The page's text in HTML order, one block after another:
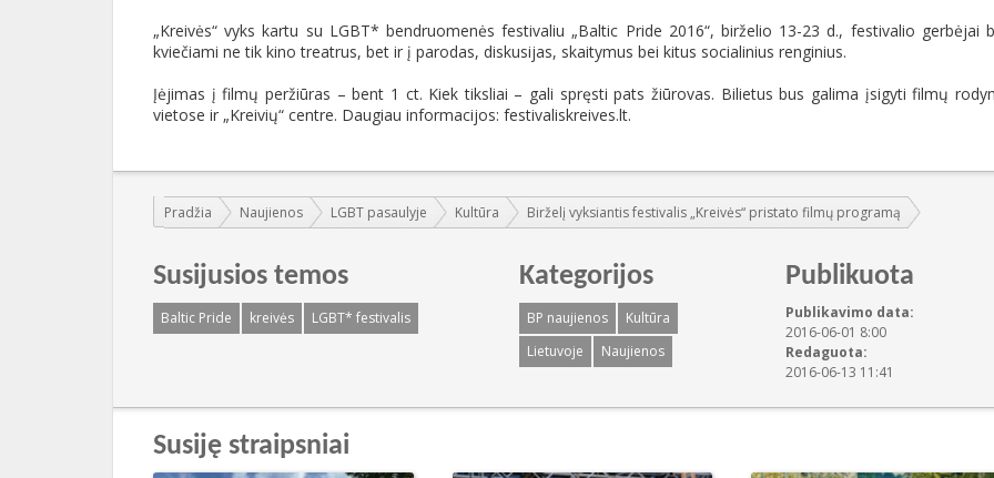
„Kreivės“ vyks kartu su LGBT* bendruomenės festivaliu „Baltic Pride 2016“, birželio 13-23 d., festivalio gerbėjai
kviečiami ne tik kino treatrus, bet ir į parodas, diskusijas, skaitymus bei kitus socialinius renginius.
Įėjimas į filmų peržiūras – bent 1 ct. Kiek tiksliai – gali spręsti pats žiūrovas. Bilietus bus galima įsigyti filmų
vietose ir „Kreivių“ centre. Daugiau informacijos: festivaliskreives.lt.
Jūs esate čia:
Pradžia Naujienos LGBT pasaulyje Kultūra Birželį vyksiantis festivalis „Kreivės“ pristato filmų programą
Susijusios temos
Baltic Pride kreivės LGBT* festivalis
Kategorijos
BP naujienos
Kultūra
Lietuvoje
Naujienos
Publikuota
Publikavimo data:
2016-06-01 8:00
Redaguota:
2016-06-13 11:41
Susiję straipsniai